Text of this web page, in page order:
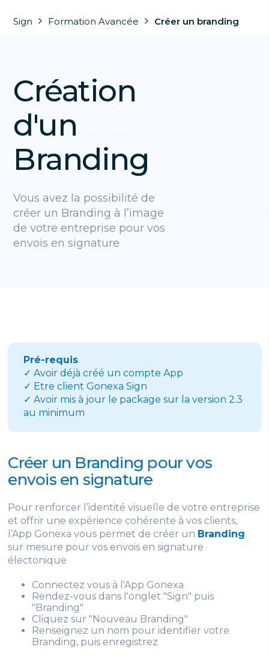
Sign Formation Avancée Créer un branding
Création
d'un
Branding
Vous avez la possibilité de
créer un Branding à l’image
de votre entreprise pour vos
envois en signature
Pré-requis
✓ Avoir déjà créé un compte App
✓ Etre client Gonexa Sign
✓ Avoir mis à jour le package sur la version 2.3
au minimum
Créer un Branding pour vos
envois en signature
Pour renforcer l’identité visuelle de votre entreprise
et offrir une expérience cohérente à vos clients,
l’App Gonexa vous permet de créer un Branding
sur mesure pour vos envois en signature
électonique
Connectez vous à l'App Gonexa
Rendez-vous dans l'onglet "Sign" puis
"Branding"
Cliquez sur "Nouveau Branding"
Renseignez un nom pour identifier votre
Branding, puis enregistrez